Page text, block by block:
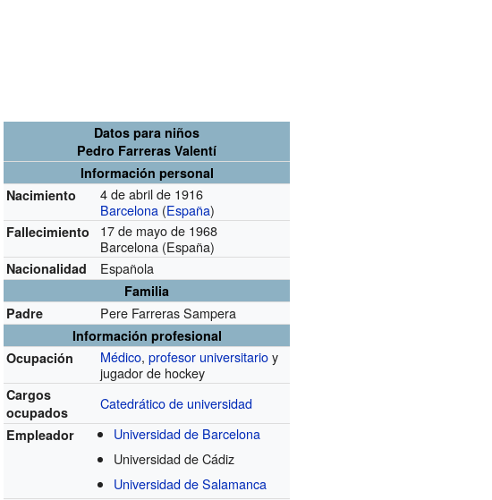
Datos para niños
Pedro Farreras Valentí
Información personal
Nacimiento
4 de abril de 1916
Barcelona (España)
Fallecimiento
17 de mayo de 1968
Barcelona (España)
Nacionalidad Española
Familia
Padre
Pere Farreras Sampera
Información profesional
Ocupación
Médico,profesor universitarioy
jugador de hockey
Cargos
ocupados
Catedrático de universidad
Empleador
Universidad de Barcelona
Universidad de Cádiz
Universidad de Salamanca